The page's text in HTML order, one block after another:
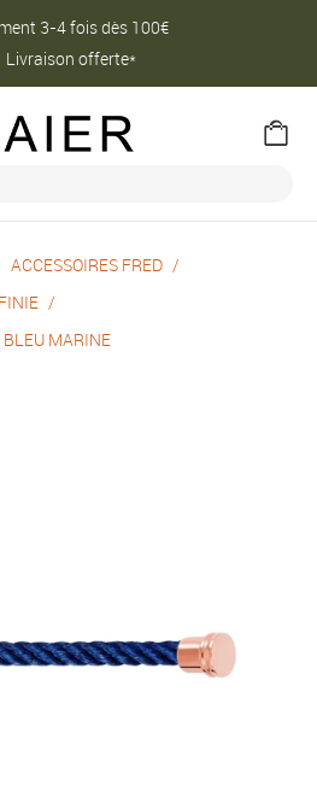
3-4 fois dès 100€
Livraison offerte*
ACCESSOIRES FRED
BLEU MARINE